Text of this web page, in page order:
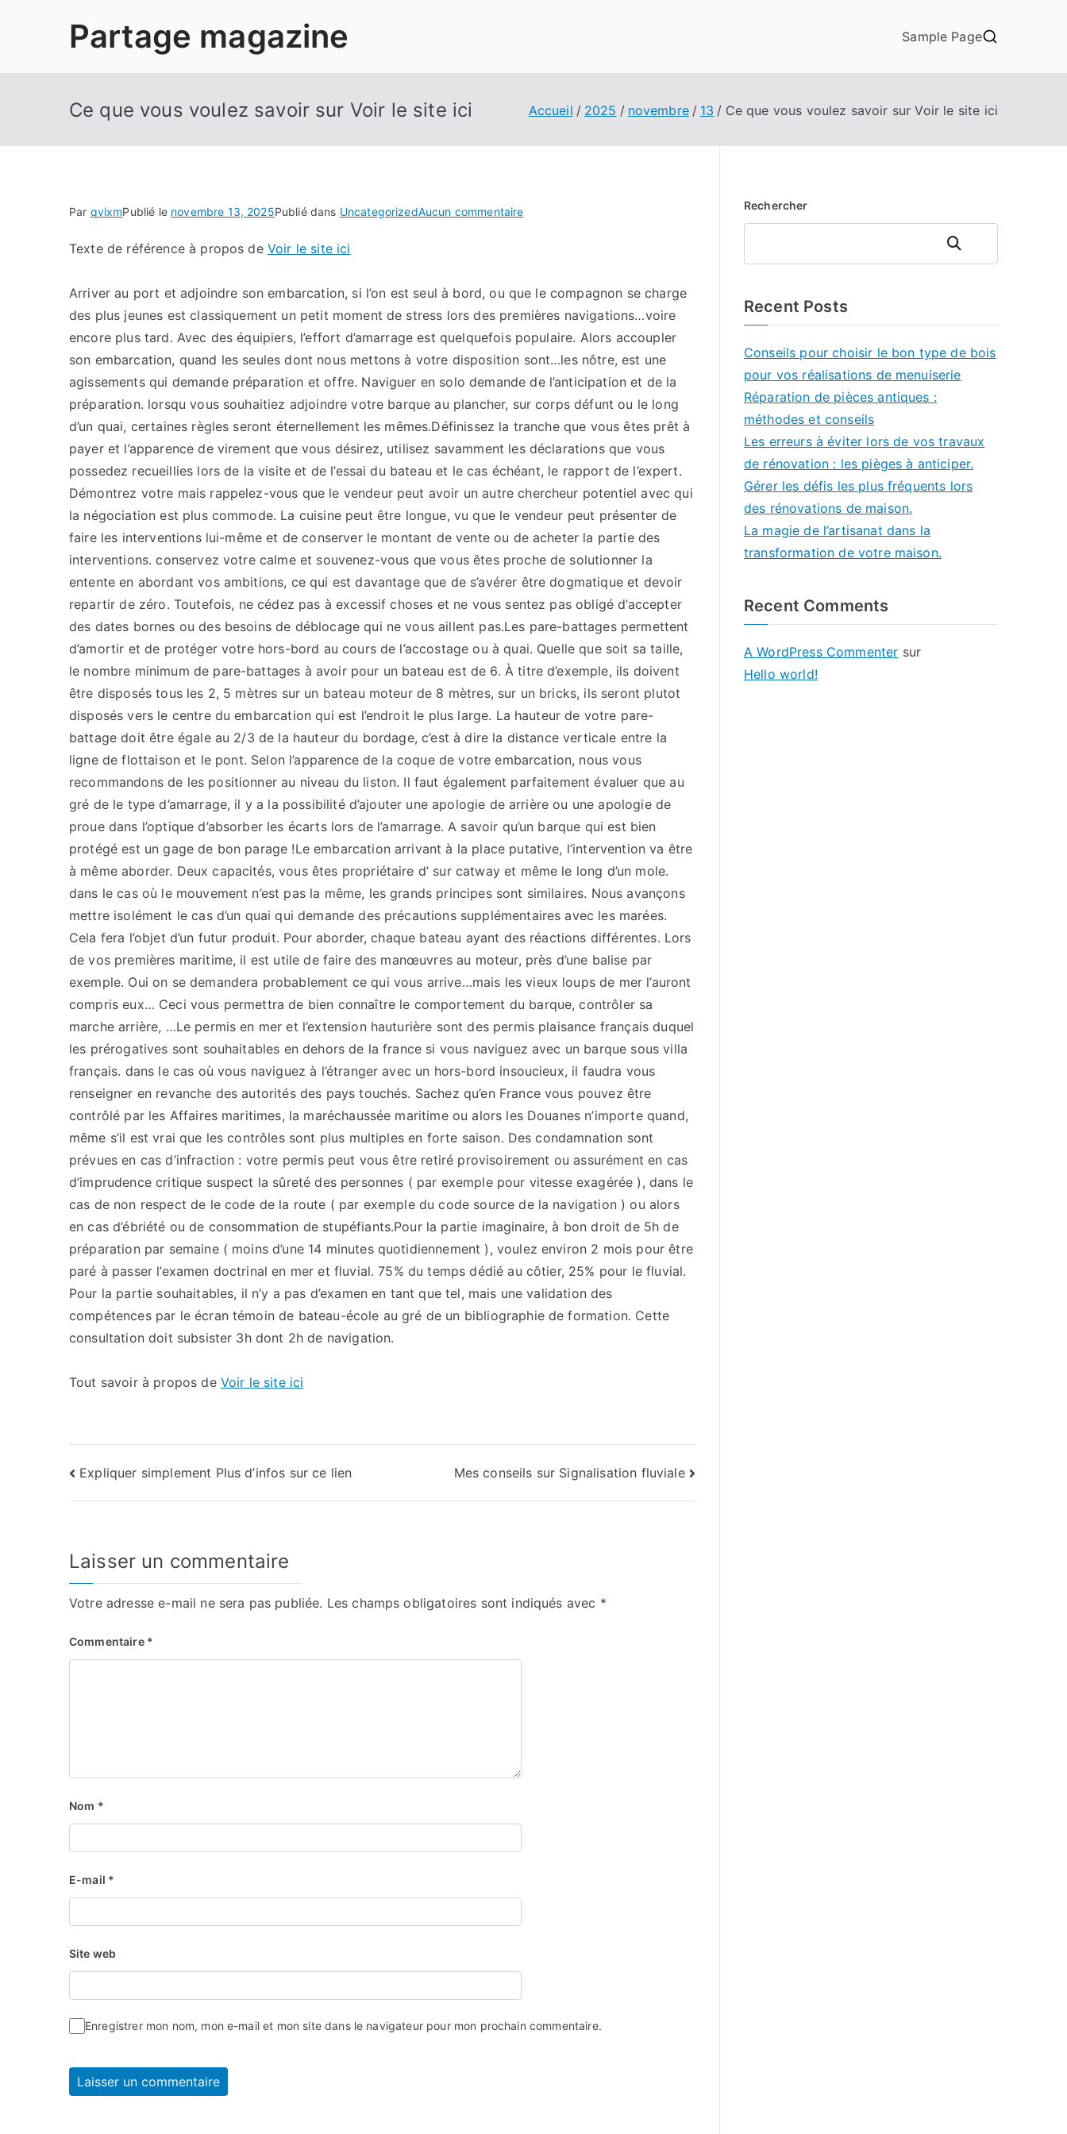
Partage magazine Sample Page
Ce que vous voulez savoir sur Voir le site ici Accueil 2025 novembre 13 Ce que vous voulez savoir sur Voir le site ici
Par qvixmPublié le novembre 13, 2025Publié dans UncategorizedAucun commentairesur
voulez
savoir
Voir
le
site
ici
Texte de référence à propos de Voir le site ici
Arriver au port et adjoindre son embarcation, si l’on est seul à bord, ou que le compagnon se charge
des plus jeunes est classiquement un petit moment de stress lors des premières navigations…voire
encore plus tard. Avec des équipiers, l’effort d’amarrage est quelquefois populaire. Alors accoupler
son embarcation, quand les seules dont nous mettons à votre disposition sont…les nôtre, est une
agissements qui demande préparation et offre. Naviguer en solo demande de l’anticipation et de la
préparation. lorsqu vous souhaitiez adjoindre votre barque au plancher, sur corps défunt ou le long
d’un quai, certaines règles seront éternellement les mêmes.Définissez la tranche que vous êtes prêt à
payer et l’apparence de virement que vous désirez, utilisez savamment les déclarations que vous
possedez recueillies lors de la visite et de l’essai du bateau et le cas échéant, le rapport de l’expert.
Démontrez votre mais rappelez-vous que le vendeur peut avoir un autre chercheur potentiel avec qui
la négociation est plus commode. La cuisine peut être longue, vu que le vendeur peut présenter de
faire les interventions lui-même et de conserver le montant de vente ou de acheter la partie des
interventions. conservez votre calme et souvenez-vous que vous êtes proche de solutionner la
entente en abordant vos ambitions, ce qui est davantage que de s’avérer être dogmatique et devoir
repartir de zéro. Toutefois, ne cédez pas à excessif choses et ne vous sentez pas obligé d’accepter
des dates bornes ou des besoins de déblocage qui ne vous aillent pas.Les pare-battages permettent
d’amortir et de protéger votre hors-bord au cours de l’accostage ou à quai. Quelle que soit sa taille,
le nombre minimum de pare-battages à avoir pour un bateau est de 6. À titre d’exemple, ils doivent
être disposés tous les 2, 5 mètres sur un bateau moteur de 8 mètres, sur un bricks, ils seront plutot
disposés vers le centre du embarcation qui est l’endroit le plus large. La hauteur de votre pare-
battage doit être égale au 2/3 de la hauteur du bordage, c’est à dire la distance verticale entre la
ligne de flottaison et le pont. Selon l’apparence de la coque de votre embarcation, nous vous
recommandons de les positionner au niveau du liston. Il faut également parfaitement évaluer que au
gré de le type d’amarrage, il y a la possibilité d’ajouter une apologie de arrière ou une apologie de
proue dans l’optique d’absorber les écarts lors de l’amarrage. A savoir qu’un barque qui est bien
protégé est un gage de bon parage !Le embarcation arrivant à la place putative, l’intervention va être
à même aborder. Deux capacités, vous êtes propriétaire d’ sur catway et même le long d’un mole.
dans le cas où le mouvement n’est pas la même, les grands principes sont similaires. Nous avançons
mettre isolément le cas d’un quai qui demande des précautions supplémentaires avec les marées.
Cela fera l’objet d’un futur produit. Pour aborder, chaque bateau ayant des réactions différentes. Lors
de vos premières maritime, il est utile de faire des manœuvres au moteur, près d’une balise par
exemple. Oui on se demandera probablement ce qui vous arrive…mais les vieux loups de mer l’auront
compris eux… Ceci vous permettra de bien connaître le comportement du barque, contrôler sa
marche arrière, …Le permis en mer et l’extension hauturière sont des permis plaisance français duquel
les prérogatives sont souhaitables en dehors de la france si vous naviguez avec un barque sous villa
français. dans le cas où vous naviguez à l’étranger avec un hors-bord insoucieux, il faudra vous
renseigner en revanche des autorités des pays touchés. Sachez qu’en France vous pouvez être
contrôlé par les Affaires maritimes, la maréchaussée maritime ou alors les Douanes n’importe quand,
même s’il est vrai que les contrôles sont plus multiples en forte saison. Des condamnation sont
prévues en cas d’infraction : votre permis peut vous être retiré provisoirement ou assurément en cas
d’imprudence critique suspect la sûreté des personnes ( par exemple pour vitesse exagérée ), dans le
cas de non respect de le code de la route ( par exemple du code source de la navigation ) ou alors
en cas d’ébriété ou de consommation de stupéfiants.Pour la partie imaginaire, à bon droit de 5h de
préparation par semaine ( moins d’une 14 minutes quotidiennement ), voulez environ 2 mois pour être
paré à passer l’examen doctrinal en mer et fluvial. 75% du temps dédié au côtier, 25% pour le fluvial.
Pour la partie souhaitables, il n’y a pas d’examen en tant que tel, mais une validation des
compétences par le écran témoin de bateau-école au gré de un bibliographie de formation. Cette
consultation doit subsister 3h dont 2h de navigation.
Tout savoir à propos de Voir le site ici
Navigation
de
Expliquer simplement Plus d’infos sur ce lien Mes conseils sur Signalisation fluviale
Laisser un commentaire
Votre adresse e-mail ne sera pas publiée. Les champs obligatoires sont indiqués avec *
Commentaire *
Nom *
E-mail *
Site web
Enregistrer mon nom, mon e-mail et mon site dans le navigateur pour mon prochain commentaire.
Rechercher
Rechercher
Recent Posts
Conseils pour choisir le bon type de bois
pour vos réalisations de menuiserie
Réparation de pièces antiques :
méthodes et conseils
Les erreurs à éviter lors de vos travaux
de rénovation : les pièges à anticiper.
Gérer les défis les plus fréquents lors
des rénovations de maison.
La magie de l’artisanat dans la
transformation de votre maison.
Recent Comments
A WordPress Commenter sur
Hello world!